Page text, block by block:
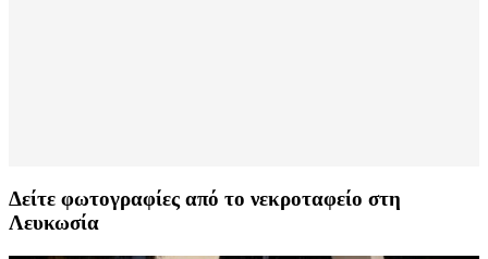
Δείτε φωτογραφίες από το νεκροταφείο στη
Λευκωσία